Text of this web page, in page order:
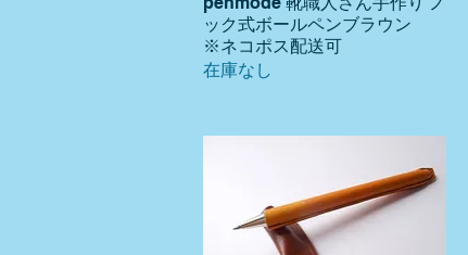
ック式ボールペンブラウン
※ネコポス配送可
在庫なし